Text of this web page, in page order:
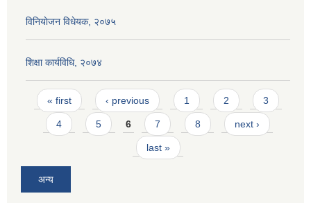
विनियाेजन विधेयक, २०७५
शिक्षा कार्यविधि, २०७४
Pages
« first ‹ previous 1 2 3
4 5 6 7 8 next ›
last »
अन्य